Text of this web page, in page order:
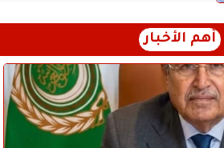
أهم الأخبار